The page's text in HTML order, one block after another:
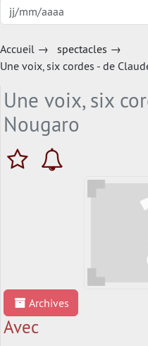
Accueil → spectacles →
Une voix, six cordes - de
Une voix, six
Nougaro
Archives
Avec